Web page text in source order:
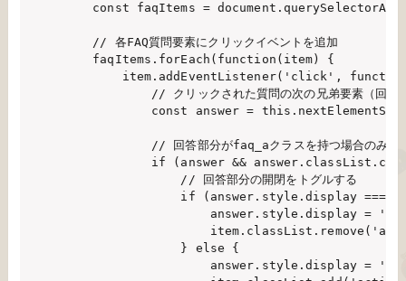
const faqItems =
    // 各FAQ質問要素にクリックイベントを追加
    faqItems.forEach(function(item) {
item.addEventListener('click',
// クリックされた質問の次の兄弟要素（回答
const answer =
// 回答部分がfaq_aクラスを持つ場合のみト
if (answer &&
                // 回答部分の開閉をトグルする
if (answer.style.display ===
answer.style.display =
                } else {
answer.style.display =